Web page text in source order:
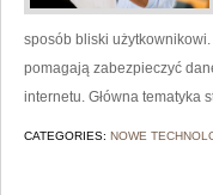
sposób bliski
pomagają zabezpieczyć
internetu. Główna tematyka
CATEGORIES: NOWE